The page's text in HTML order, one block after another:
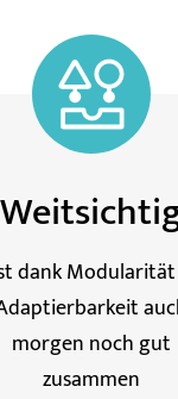
dank
morgen noch gut
zusammen